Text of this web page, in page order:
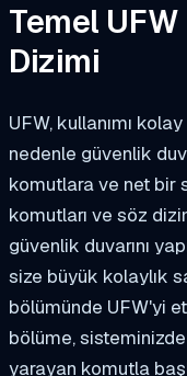
Temel
Dizimi
UFW, kullanımı
nedenle güvenlik
komutlara ve net bir
komutları ve söz
güvenlik duvarını
size büyük kolaylık
bölümünde UFW'yi
bölüme, sisteminizde
yarayan komutla